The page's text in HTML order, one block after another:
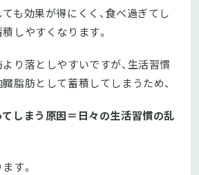
も効果が得にくく、食べ過ぎてし
しやすくなります。
り落としやすいですが、生活習慣
脂肪として蓄積してしまうため、
しまう原因＝日々の生活習慣の乱
す。